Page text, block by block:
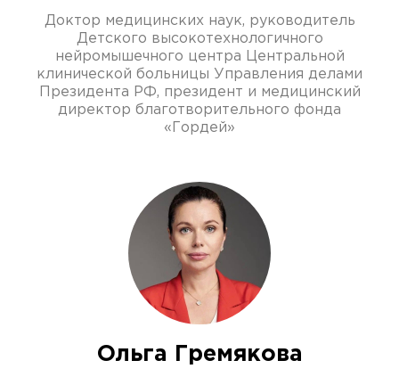
Доктор медицинских наук, руководитель
Детского высокотехнологичного
нейромышечного центра Центральной
клинической больницы Управления делами
Президента РФ, президент и медицинский
директор благотворительного фонда
«Гордей»
Ольга Гремякова